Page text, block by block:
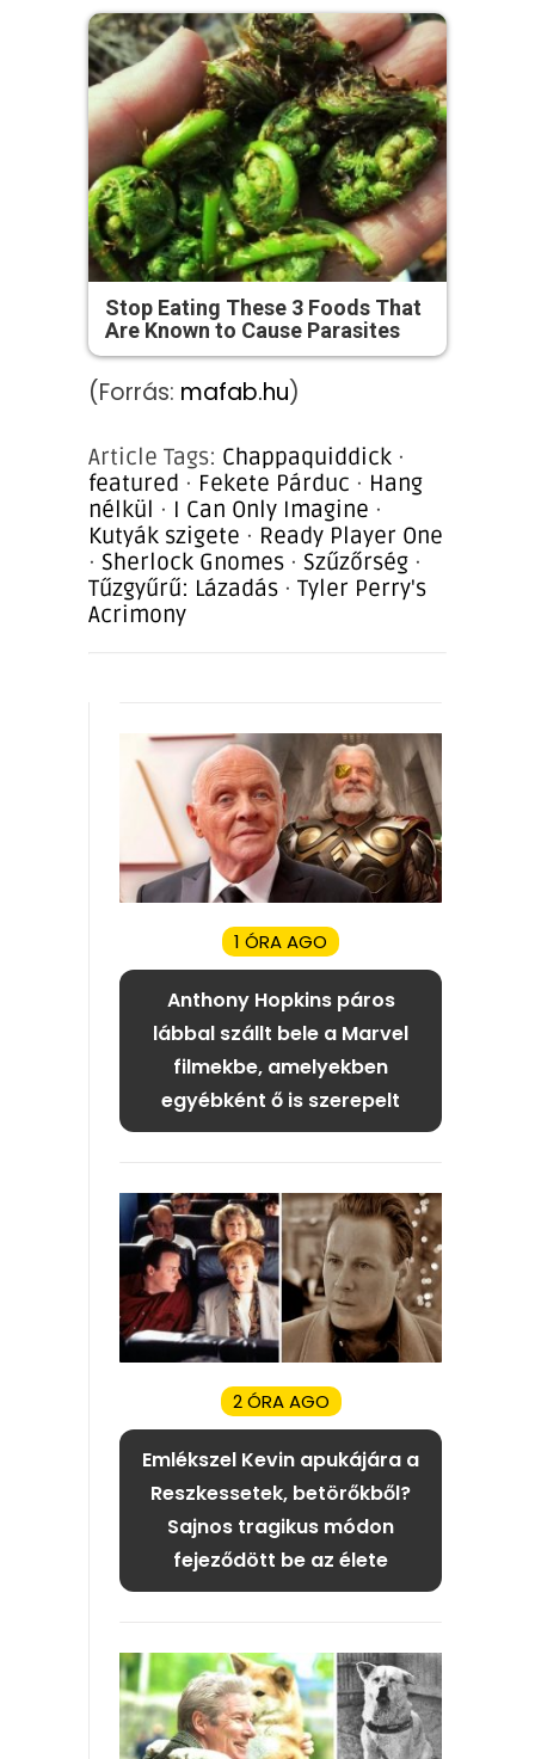
Stop Eating These 3 Foods That
Are Known to Cause Parasites
(Forrás: mafab.hu)
Article Tags: Chappaquiddick ·
featured · Fekete Párduc · Hang
nélkül · I Can Only Imagine ·
Kutyák szigete · Ready Player One
· Sherlock Gnomes · Szűzőrség ·
Tűzgyűrű: Lázadás · Tyler Perry's
Acrimony
1 ÓRA AGO
Anthony Hopkins páros
lábbal szállt bele a Marvel
filmekbe, amelyekben
egyébként ő is szerepelt
2 ÓRA AGO
Emlékszel Kevin apukájára a
Reszkessetek, betörőkből?
Sajnos tragikus módon
fejeződött be az élete